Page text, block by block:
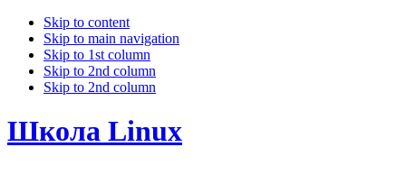
Skip to content
Skip to main navigation
Skip to 1st column
Skip to 2nd column
Skip to 2nd column
Школа Linux